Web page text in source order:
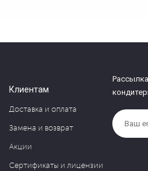
Клиентам
Доставка и оплата
Замена и возврат
Акции
Сертификаты и лицензии